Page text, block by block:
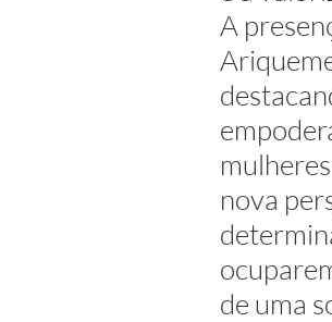
A
nova
de uma